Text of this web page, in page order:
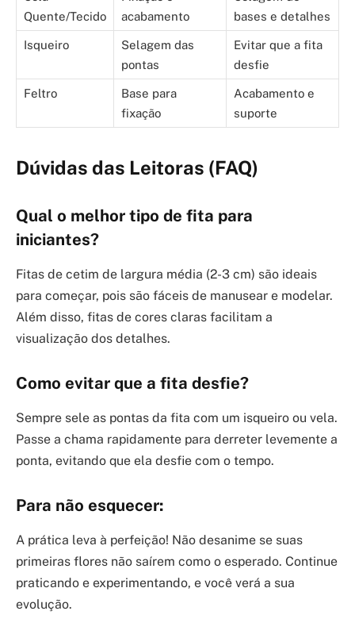
Quente/Tecido
acabamento
bases e detalhes
Isqueiro
Selagem das
pontas
Evitar que a fita
desfie
Feltro
Base para
fixação
Acabamento e
suporte
Dúvidas das Leitoras (FAQ)
Qual o melhor tipo de fita para
iniciantes?
Fitas de cetim de largura média (2-3 cm) são ideais
para começar, pois são fáceis de manusear e modelar.
Além disso, fitas de cores claras facilitam a
visualização dos detalhes.
Como evitar que a fita desfie?
Sempre sele as pontas da fita com um isqueiro ou vela.
Passe a chama rapidamente para derreter levemente a
ponta, evitando que ela desfie com o tempo.
Para não esquecer:
A prática leva à perfeição! Não desanime se suas
primeiras flores não saírem como o esperado. Continue
praticando e experimentando, e você verá a sua
evolução.